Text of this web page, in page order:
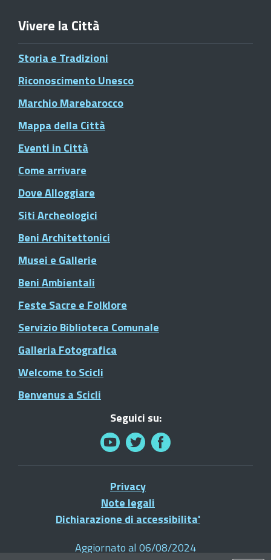
Vivere la Città
Storia e Tradizioni
Riconoscimento Unesco
Marchio Marebarocco
Mappa della Città
Eventi in Città
Come arrivare
Dove Alloggiare
Siti Archeologici
Beni Architettonici
Musei e Gallerie
Beni Ambientali
Feste Sacre e Folklore
Servizio Biblioteca Comunale
Galleria Fotografica
Welcome to Scicli
Benvenus a Scicli
Seguici su:
Privacy
Note legali
Dichiarazione di accessibilita'
Aggiornato al 06/08/2024